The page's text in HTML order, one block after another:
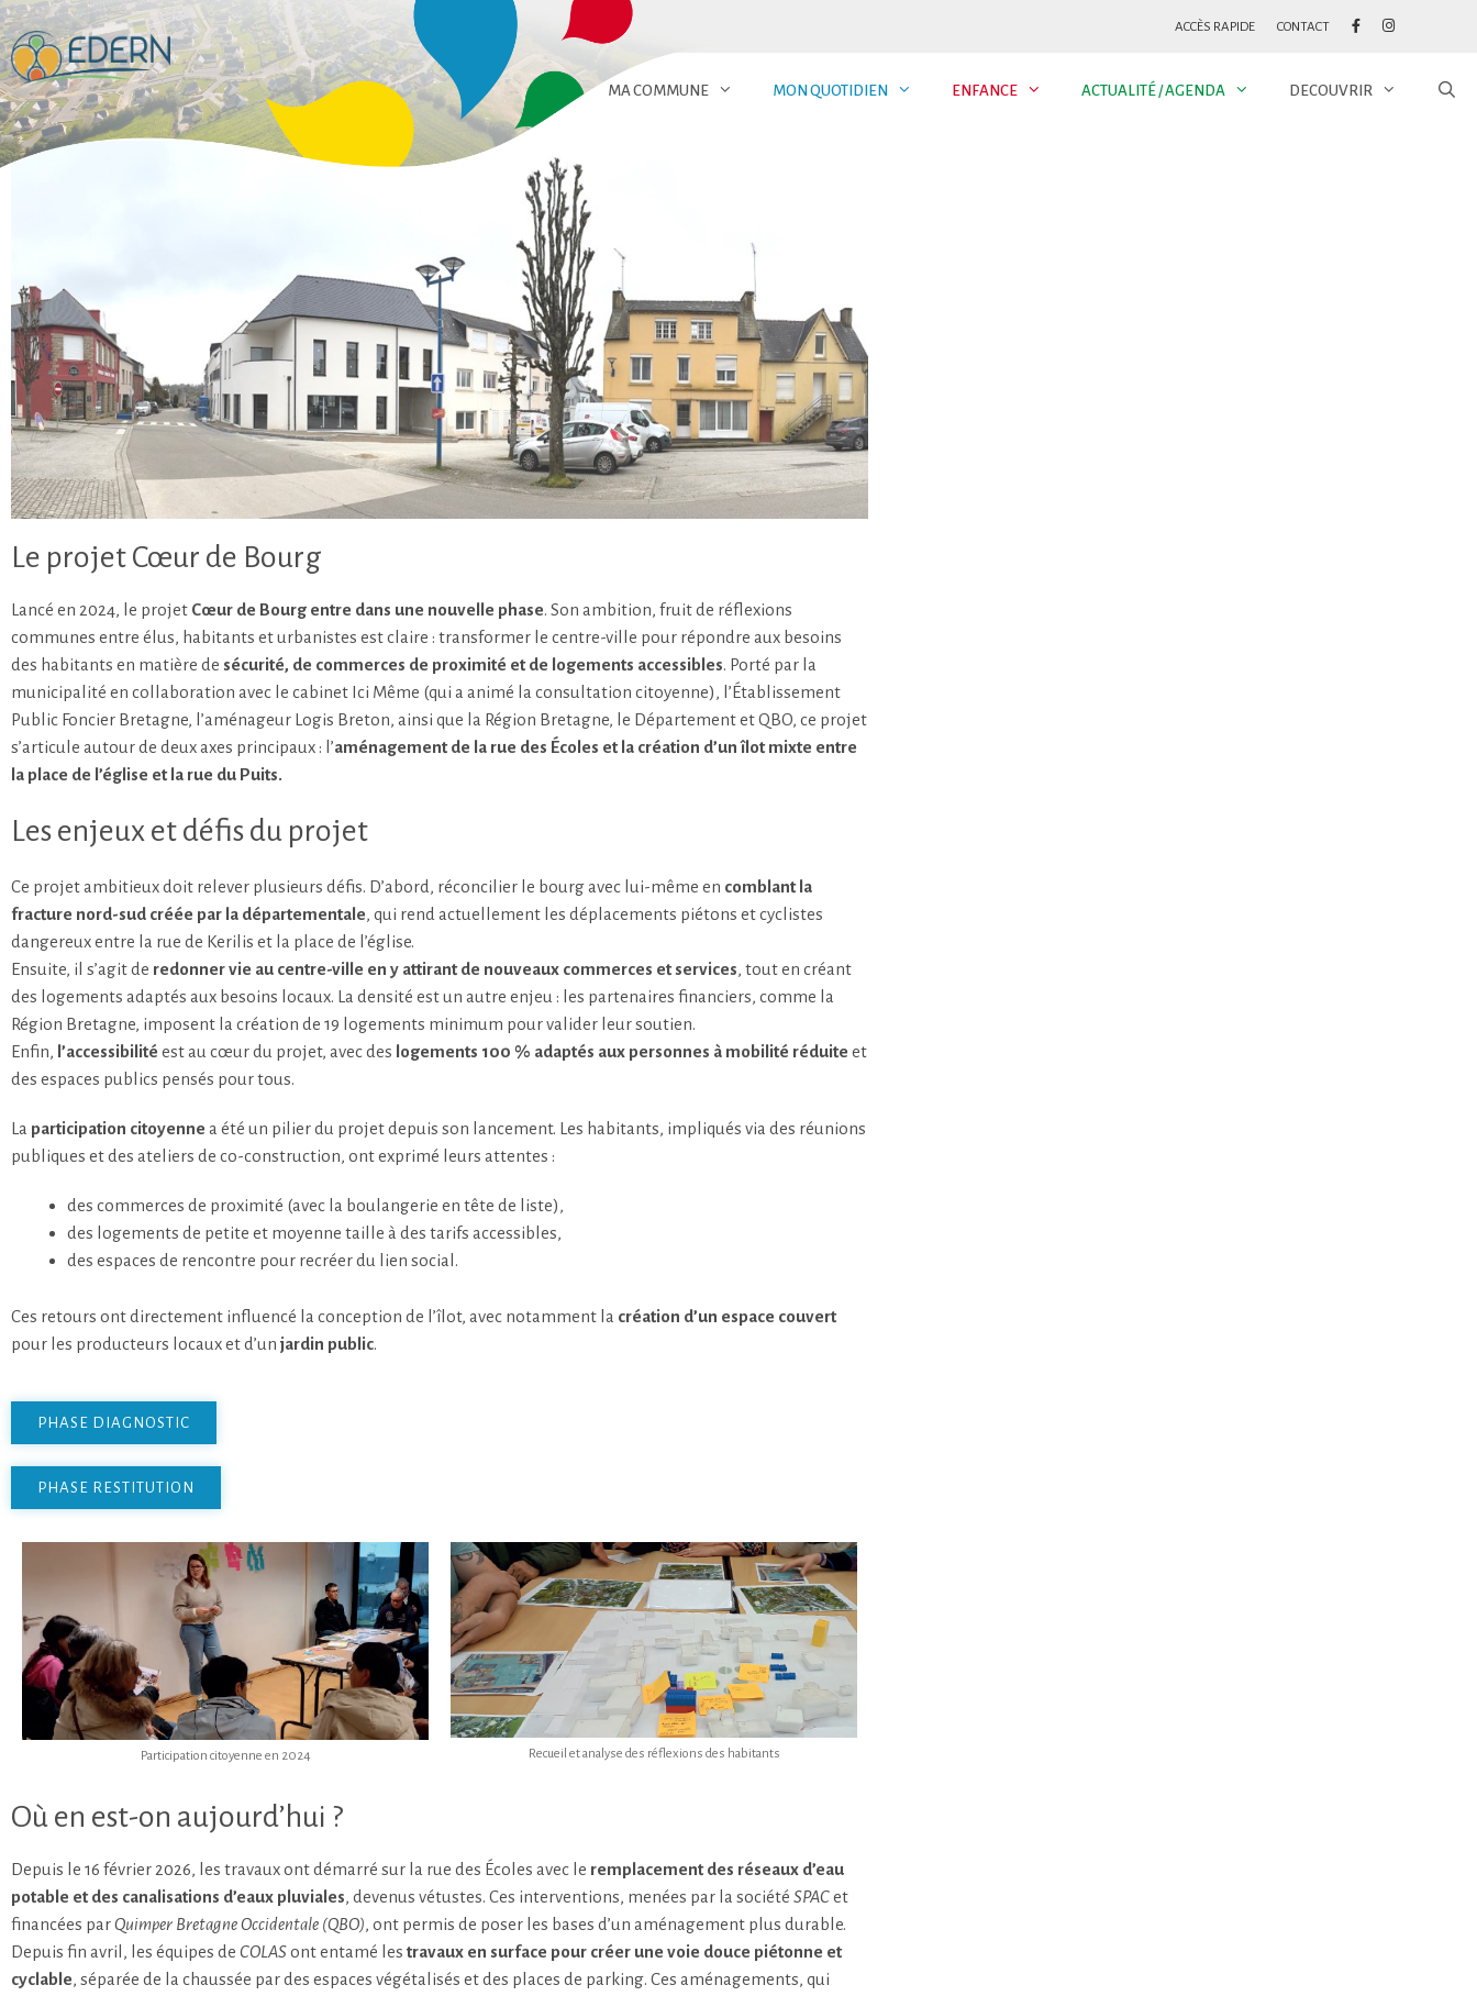
ACCÈS RAPIDE CONTACT
MA COMMUNE MON QUOTIDIEN ENFANCE ACTUALITÉ / AGENDA DECOUVRIR
Le projet Cœur de Bourg
Lancé en 2024, le projet Cœur de Bourg entre dans une nouvelle phase. Son ambition, fruit de réflexions
communes entre élus, habitants et urbanistes est claire : transformer le centre-ville pour répondre aux besoins
des habitants en matière de sécurité, de commerces de proximité et de logements accessibles. Porté par la
municipalité en collaboration avec le cabinet Ici Même (qui a animé la consultation citoyenne), l’Établissement
Public Foncier Bretagne, l’aménageur Logis Breton, ainsi que la Région Bretagne, le Département et QBO, ce projet
s’articule autour de deux axes principaux : l’aménagement de la rue des Écoles et la création d’un îlot mixte entre
la place de l’église et la rue du Puits.
Les enjeux et défis du projet
Ce projet ambitieux doit relever plusieurs défis. D’abord, réconcilier le bourg avec lui-même en comblant la
fracture nord-sud créée par la départementale, qui rend actuellement les déplacements piétons et cyclistes
dangereux entre la rue de Kerilis et la place de l’église.
Ensuite, il s’agit de redonner vie au centre-ville en y attirant de nouveaux commerces et services, tout en créant
des logements adaptés aux besoins locaux. La densité est un autre enjeu : les partenaires financiers, comme la
Région Bretagne, imposent la création de 19 logements minimum pour valider leur soutien.
Enfin, l’accessibilité est au cœur du projet, avec des logements 100 % adaptés aux personnes à mobilité réduite et
des espaces publics pensés pour tous.
La participation citoyenne a été un pilier du projet depuis son lancement. Les habitants, impliqués via des réunions
publiques et des ateliers de co-construction, ont exprimé leurs attentes :
des commerces de proximité (avec la boulangerie en tête de liste),
des logements de petite et moyenne taille à des tarifs accessibles,
des espaces de rencontre pour recréer du lien social.
Ces retours ont directement influencé la conception de l’îlot, avec notamment la création d’un espace couvert
pour les producteurs locaux et d’un jardin public.
PHASE DIAGNOSTIC
PHASE RESTITUTION
Participation citoyenne en 2024 Recueil et analyse des réflexions des habitants
Où en est-on aujourd’hui ?
Depuis le 16 février 2026, les travaux ont démarré sur la rue des Écoles avec le remplacement des réseaux d’eau
potable et des canalisations d’eaux pluviales, devenus vétustes. Ces interventions, menées par la société SPACet
financées parQuimper Bretagne Occidentale (QBO), ont permis de poser les bases d’un aménagement plus durable.
Depuis fin avril, les équipes de COLASont entamé les travaux en surface pour créer une voie douce piétonne et
cyclable, séparée de la chaussée par des espaces végétalisés et des places de parking. Ces aménagements, qui